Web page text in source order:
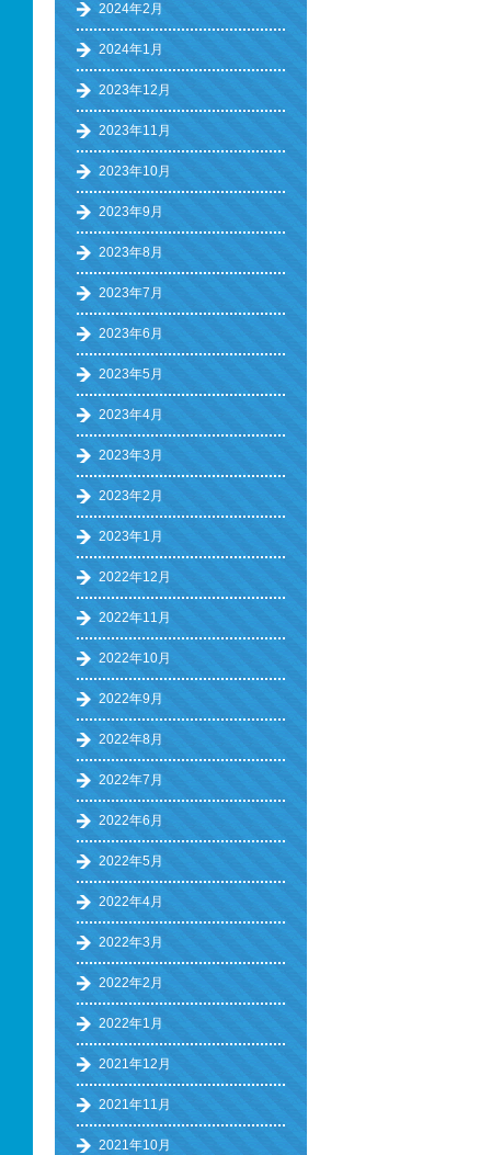
2024年2月
2024年1月
2023年12月
2023年11月
2023年10月
2023年9月
2023年8月
2023年7月
2023年6月
2023年5月
2023年4月
2023年3月
2023年2月
2023年1月
2022年12月
2022年11月
2022年10月
2022年9月
2022年8月
2022年7月
2022年6月
2022年5月
2022年4月
2022年3月
2022年2月
2022年1月
2021年12月
2021年11月
2021年10月